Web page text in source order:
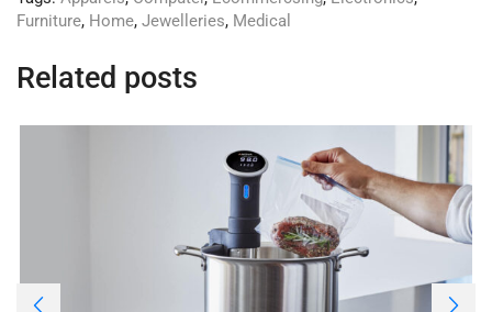
Furniture, Home, Jewelleries, Medical
Related posts